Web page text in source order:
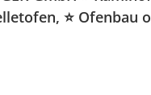
⭐